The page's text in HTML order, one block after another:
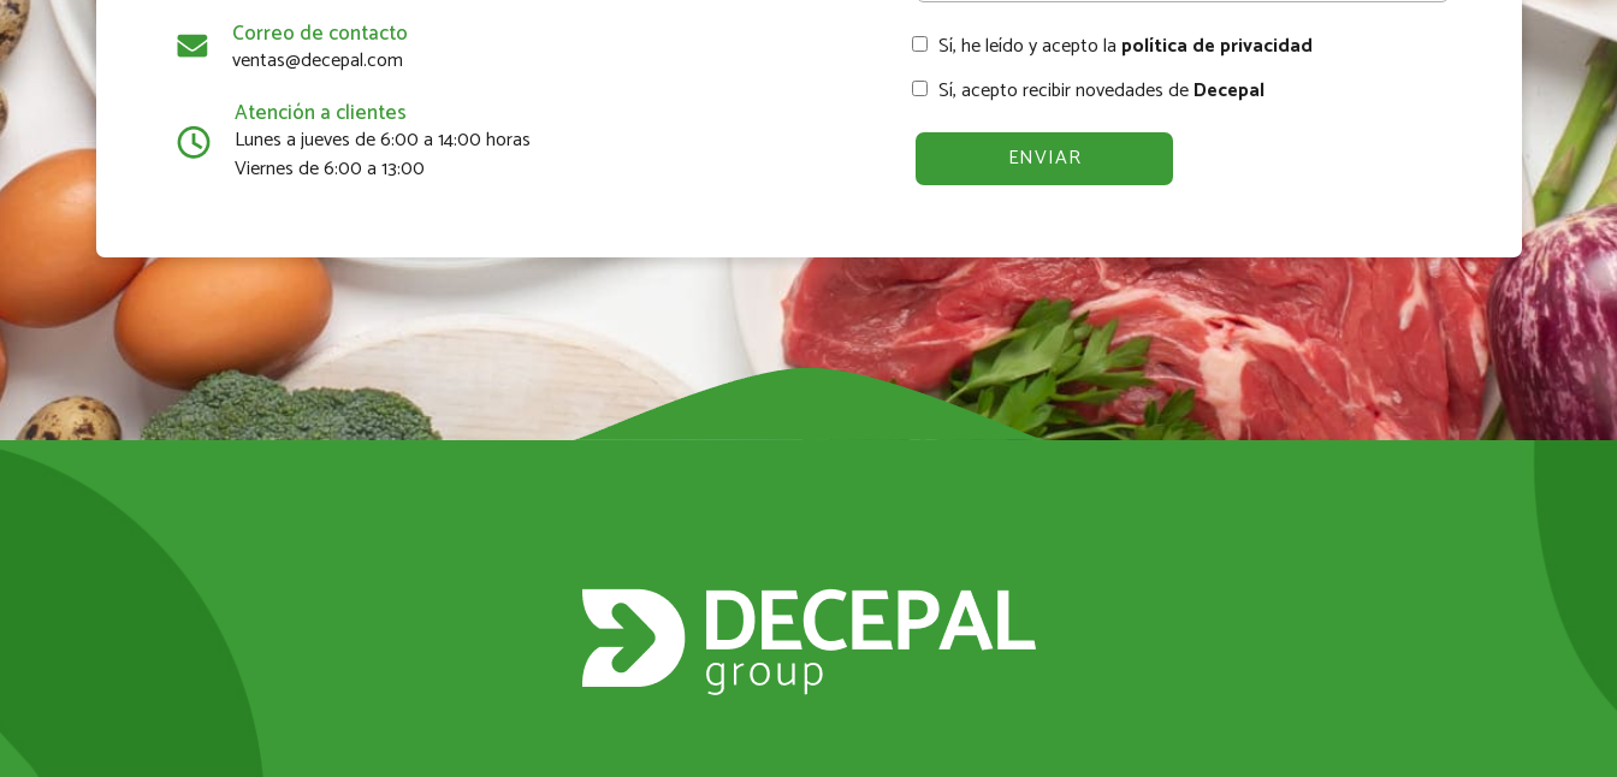
Correo de contacto
ventas@decepal.com
Atención a clientes
Lunes a jueves de 6:00 a 14:00 horas
Viernes de 6:00 a 13:00
Sí, he leído y acepto la política de privacidad
Sí, acepto recibir novedades deDecepal